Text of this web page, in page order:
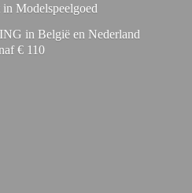
Modelspeelgoed
in België en Nederland
€ 110